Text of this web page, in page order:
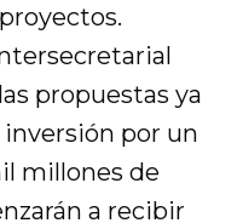
propuestas ya
por un
millones de
a recibir